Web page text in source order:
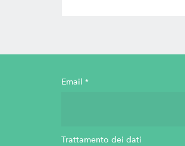
Email *
Trattamento dei dati